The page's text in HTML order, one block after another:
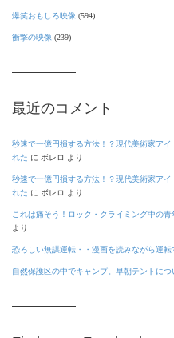
爆笑おもしろ映像 (594)
衝撃の映像 (239)
最近のコメント
秒速で一億円損する方法！？現代美術家ア
れた に ボレロ より
秒速で一億円損する方法！？現代美術家ア
れた に ボレロ より
これは痛そう！ロック・クライミング中の青
より
恐ろしい無謀運転・・漫画を読みながら運転
自然保護区の中でキャンプ。早朝テントに